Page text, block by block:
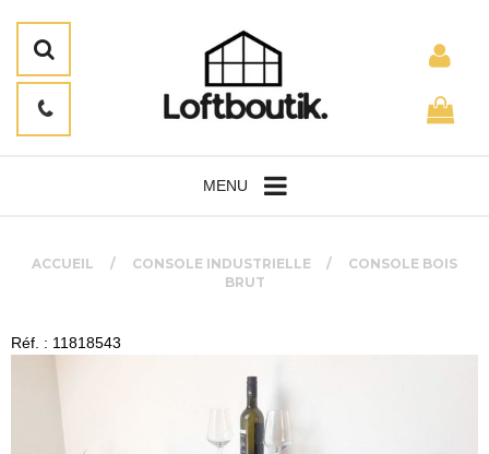
MENU
ACCUEIL CONSOLE INDUSTRIELLE
CONSOLE BOIS
BRUT
Réf. : 11818543